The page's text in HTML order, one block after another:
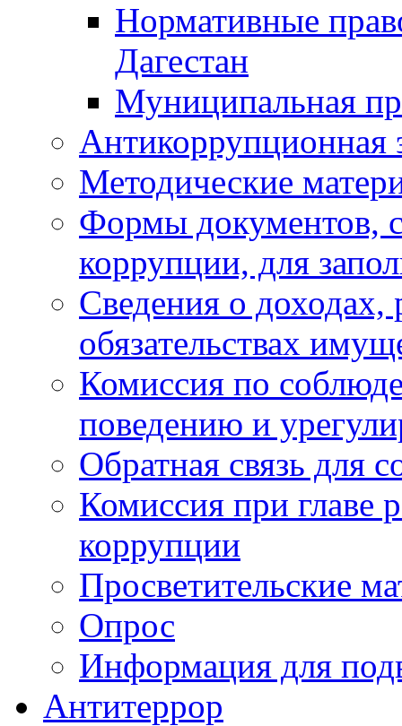
Нормативные
Дагестан
Муниципальная
Антикоррупционная
Методические
Формы документов,
коррупции, для
Сведения о доходах,
обязательствах
Комиссия по
поведению и
Обратная связь для
Комиссия при главе
коррупции
Просветительские
Опрос
Информация для
Антитеррор